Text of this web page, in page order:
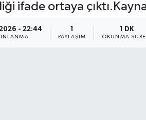
ifade ortaya
- 22:44 1
PAYLAŞIM
1 DK
OKUNMA